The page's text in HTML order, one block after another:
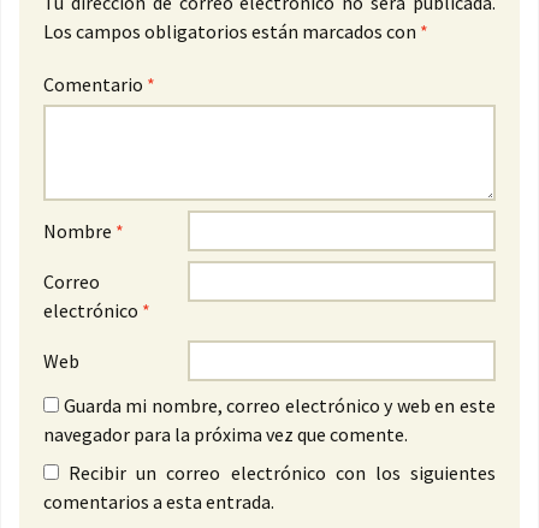
Los campos obligatorios están marcados con *
Comentario *
Nombre *
Correo
electrónico *
Web
Guarda mi nombre, correo electrónico y web en este
navegador para la próxima vez que comente.
Recibir un correo electrónico con los siguientes
comentarios a esta entrada.